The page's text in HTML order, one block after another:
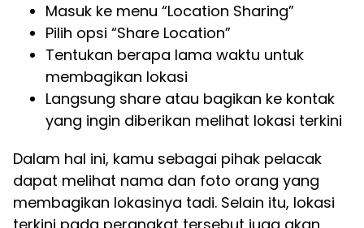
Masuk ke menu “Location Sharing”
Pilih opsi “Share Location”
Tentukan berapa lama waktu untuk
membagikan lokasi
Langsung share atau bagikan ke kontak
yang ingin diberikan melihat lokasi terkini
Dalam hal ini, kamu sebagai pihak pelacak
dapat melihat nama dan foto orang yang
membagikan lokasinya tadi. Selain itu, lokasi